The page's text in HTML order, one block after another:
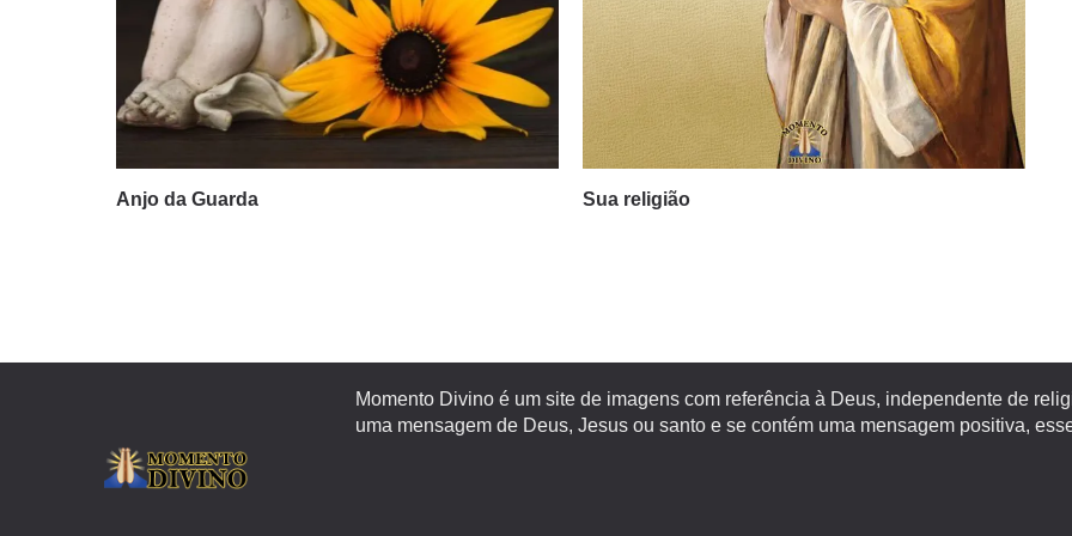
Anjo da Guarda Sua religião
Momento Divino é um site de imagens com referência à Deus, independente de
uma mensagem de Deus, Jesus ou santo e se contém uma mensagem positiva,